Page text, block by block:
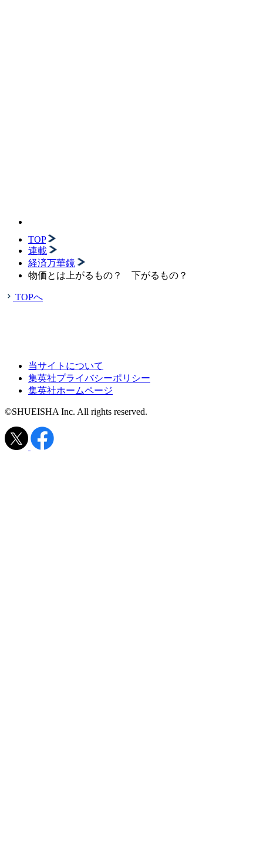
TOP
連載
経済万華鏡
物価とは上がるもの？ 下がるもの？
TOPへ
当サイトについて
集英社プライバシーポリシー
集英社ホームページ
©SHUEISHA Inc. All rights reserved.